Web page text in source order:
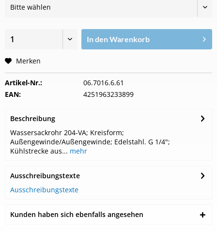
In denWarenkorb
Merken
Artikel-Nr.:
06.7016.6.61
EAN:
4251963233899
Beschreibung
Wassersackrohr 204-VA; Kreisform;
Außengewinde/Außengewinde; Edelstahl. G 1/4";
Kühlstrecke aus... mehr
Ausschreibungstexte
Ausschreibungstexte
Kunden haben sich ebenfalls angesehen